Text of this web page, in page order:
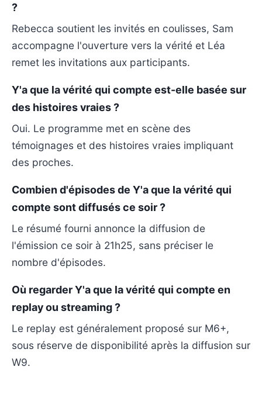
?
Rebecca soutient les invités en coulisses, Sam
accompagne l'ouverture vers la vérité et Léa
remet les invitations aux participants.
Y'a que la vérité qui compte est-elle basée sur
des histoires vraies ?
Oui. Le programme met en scène des
témoignages et des histoires vraies impliquant
des proches.
Combien d'épisodes de Y'a que la vérité qui
compte sont diffusés ce soir ?
Le résumé fourni annonce la diffusion de
l'émission ce soir à 21h25, sans préciser le
nombre d'épisodes.
Où regarder Y'a que la vérité qui compte en
replay ou streaming ?
Le replay est généralement proposé sur M6+,
sous réserve de disponibilité après la diffusion sur
W9.